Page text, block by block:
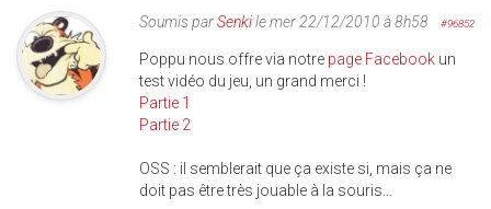
Soumis parSenkile mer 22/12/2010 à 8h58 #96852
Poppu nous offre via notre page Facebook un
test vidéo du jeu, un grand merci !
Partie 1
Partie 2
OSS : il semblerait que ça existe si, mais ça ne
doit pas être très jouable à la souris...